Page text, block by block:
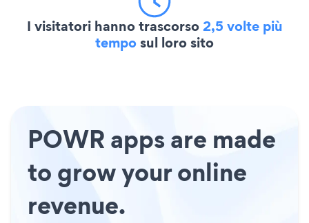
I visitatori hanno trascorso2,5 volte più
temposul loro sito
POWR apps are made
to grow your online
revenue.